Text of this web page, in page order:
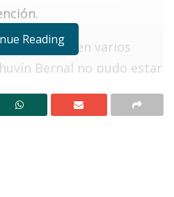
vez en varios
Bernal no pudo estar
Demetrio Vallejo con la
Reading